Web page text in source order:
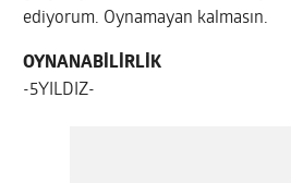
ediyorum. Oynamayan kalmasın.
OYNANABİLİRLİK
-5YILDIZ-